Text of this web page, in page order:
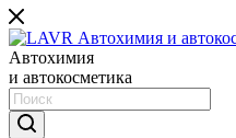
Автохимия
и автокосметика